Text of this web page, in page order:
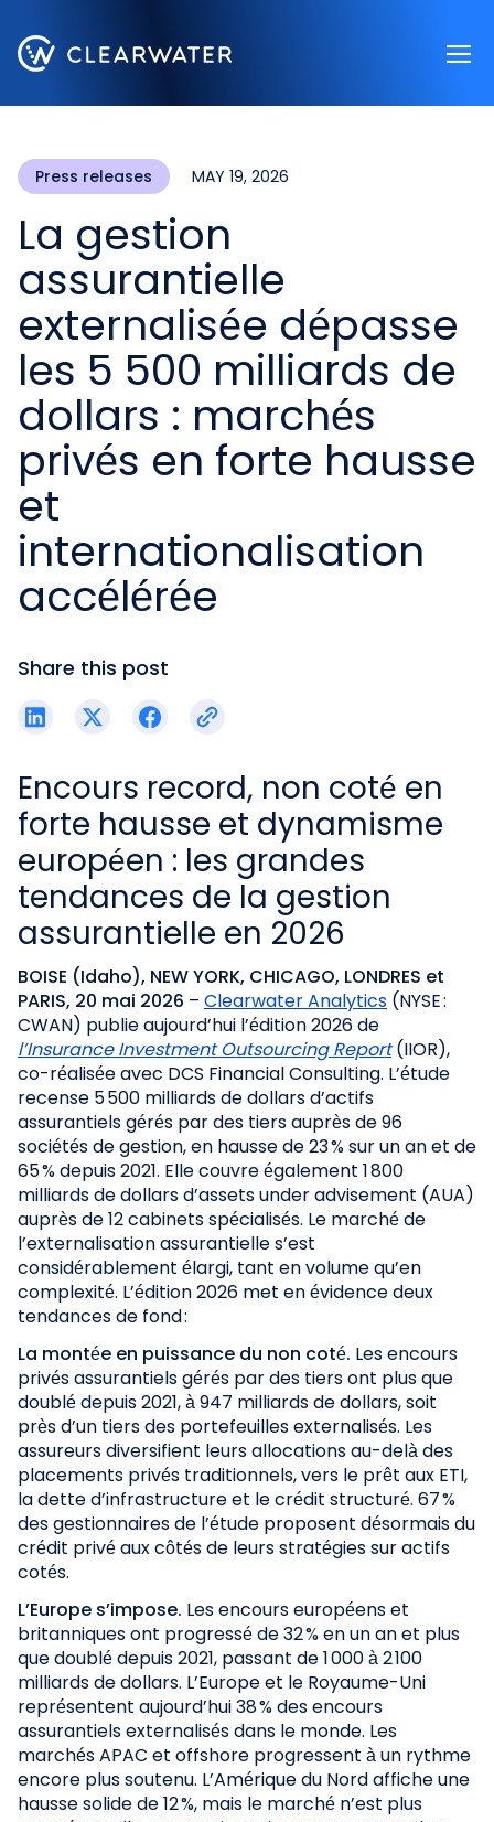
Press releases MAY 19, 2026
La gestion
assurantielle
externalisée dépasse
les 5 500 milliards de
dollars : marchés
privés en forte hausse
et
internationalisation
accélérée
Encours record, non coté en
forte hausse et dynamisme
européen : les grandes
tendances de la gestion
assurantielle en 2026
BOISE (Idaho), NEW YORK, CHICAGO, LONDRES et
PARIS, 20 mai 2026 – Clearwater Analytics (NYSE :
CWAN) publie aujourd’hui l’édition 2026 de
l’Insurance Investment Outsourcing Report(IIOR),
co-réalisée avec DCS Financial Consulting. L’étude
recense 5 500 milliards de dollars d’actifs
assurantiels gérés par des tiers auprès de 96
sociétés de gestion, en hausse de 23 % sur un an et de
65 % depuis 2021. Elle couvre également 1 800
milliards de dollars d’assets under advisement (AUA)
auprès de 12 cabinets spécialisés. Le marché de
l’externalisation assurantielle s’est
considérablement élargi, tant en volume qu’en
complexité. L’édition 2026 met en évidence deux
tendances de fond :
La montée en puissance du non coté. Les encours
privés assurantiels gérés par des tiers ont plus que
doublé depuis 2021, à 947 milliards de dollars, soit
près d’un tiers des portefeuilles externalisés. Les
assureurs diversifient leurs allocations au-delà des
placements privés traditionnels, vers le prêt aux ETI,
la dette d’infrastructure et le crédit structuré. 67 %
des gestionnaires de l’étude proposent désormais du
crédit privé aux côtés de leurs stratégies sur actifs
cotés.
L’Europe s’impose. Les encours européens et
britanniques ont progressé de 32 % en un an et plus
que doublé depuis 2021, passant de 1 000 à 2 100
milliards de dollars. L’Europe et le Royaume-Uni
représentent aujourd’hui 38 % des encours
assurantiels externalisés dans le monde. Les
marchés APAC et offshore progressent à un rythme
encore plus soutenu. L’Amérique du Nord affiche une
hausse solide de 12 %, mais le marché n’est plus
Share this post